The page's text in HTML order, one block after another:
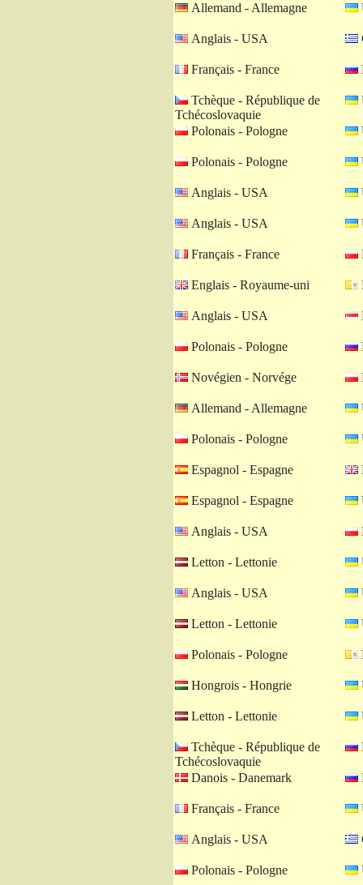
Allemand - Allemagne
Anglais - USA
Français - France
Tchèque - République de
Tchécoslovaquie
Polonais - Pologne
Polonais - Pologne
Anglais - USA
Anglais - USA
Français - France
Englais - Royaume-uni
Anglais - USA
Polonais - Pologne
Novégien - Norvége
Allemand - Allemagne
Polonais - Pologne
Espagnol - Espagne
Espagnol - Espagne
Anglais - USA
Letton - Lettonie
Anglais - USA
Letton - Lettonie
Polonais - Pologne
Hongrois - Hongrie
Letton - Lettonie
Tchèque - République de
Tchécoslovaquie
Danois - Danemark
Français - France
Anglais - USA
Polonais - Pologne